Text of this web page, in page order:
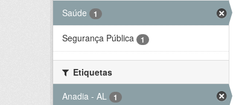
Saúde 1
Segurança Pública 1
Etiquetas
Anadia - AL
1